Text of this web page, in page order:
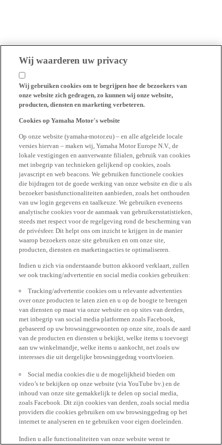
Wij waarderen uw privacy
Wij gebruiken cookies om te begrijpen hoe de bezoekers van
onze website zich gedragen, zo kunnen wij onze website,
producten, diensten en marketing verbeteren.
Cookies op Yamaha Motor's website
Op onze website (yamaha-motor.eu) – en alle afgeleide locale
versies hiervan – maken wij, Yamaha Motor Europe N.V., de
lokale vestigingen en aanverwante filialen, gebruik van cookies
met inbegrip van technieken gelijkend op cookies, zoals
javascript en web beacons. We gebruiken functionele cookies
die bijdragen tot de goede werking van onze website en die u als
bezoeker basisfunctionaliteiten aanbieden, zoals het onthouden
van uw login gegevens en taalkeuze. We gebruiken eveneens
analytische cookies voor de aanmaak van gebruikersstatistieken,
steeds met respect voor de regelgeving rond de bescherming van
de privésfeer. Dit helpt ons om inzicht te krijgen in de manier
waarop bezoekers onze site gebruiken en om onze site,
producten, diensten en marketingacties te optimaliseren.
Indien u zich via onderstaande button akkoord verklaart, zullen
we ook tracking/advertentie en social media cookies gebruiken:
Tracking/advertentie cookies om u relevante advertenties
over onze producten te laten zien en u op de hoogte te brengen
van diensten op maat via onze website en op sites van derden,
met inbegrip van social media platformen zoals Facebook,
gebaseerd op uw browsinggewoonten op onze site, zoals de aard
van de producten en diensten u bekijkt, welke items u toevoegt
aan uw winkelmandje, welke items u aankocht, net zoals uw
interesses die uit dergelijke browsinggedrag voortvloeien.
Social media cookies die u de mogelijkheid bieden om
video’s te bekijken op onze website (via YouTube bv.) en de
inhoud van onze site gemakkelijk te delen op social media,
zoals Facebook. Dit zijn cookies van derden, zoals social media
providers die cookies gebruiken om uw browsinggedrag op het
internet te analyseren en te gebruiken voor eigen doeleinden.
Indien u alle functionaliteiten van onze website wenst te